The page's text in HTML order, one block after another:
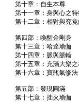
第十章：自生本尊
第十一章：身與心之
第十二章：相對與究
第四部：喚醒金剛身
第十三章：哈達瑜伽
第十四章：脈與脈輪
第十五章：充滿大樂
第十六章：寶瓶氣修法
第五部：發現圓滿
第十七章：拙火瑜伽